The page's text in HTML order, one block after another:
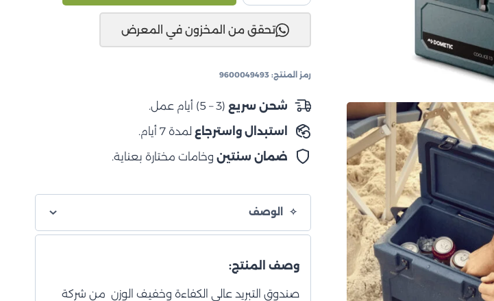
تبريد
دوميتيك
كول
WCI
13
لون
أزرق
تحقق من المخزون في المعرض
رمز المنتج: 9600049493
شحن سريع (3 – 5) أيام عمل.
استبدال واسترجاع لمدة 7 أيام.
ضمان سنتينوخامات مختارة بعناية.
الوصف
وصف المنتج:
صندوق التبريد عالي الكفاءة وخفيف الوزن من شركة